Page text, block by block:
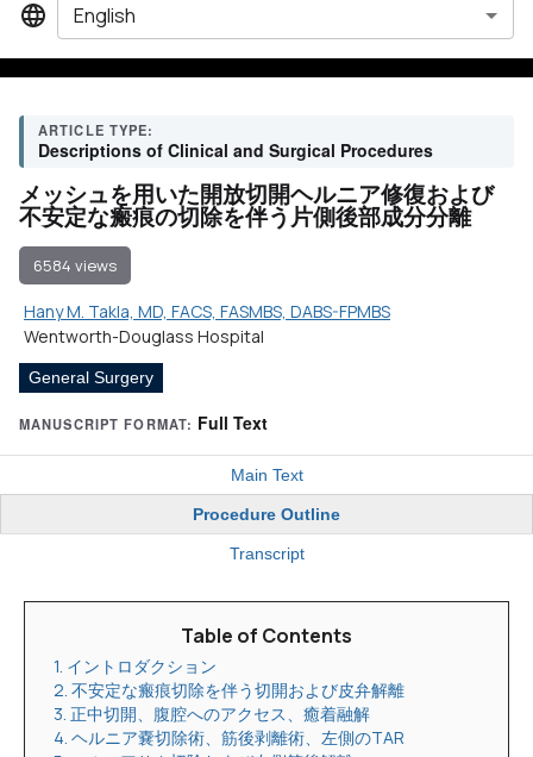
ARTICLE TYPE:
Descriptions of Clinical and Surgical Procedures
メッシュを用いた開放切開ヘルニア修復および
不安定な瘢痕の切除を伴う片側後部成分分離
6584 views
Hany M. Takla, MD, FACS, FASMBS, DABS-FPMBS
Wentworth-Douglass Hospital
General Surgery
MANUSCRIPT FORMAT: Full Text
Main Text
Procedure Outline
Transcript
Table of Contents
1. イントロダクション
2. 不安定な瘢痕切除を伴う切開および皮弁解離
3. 正中切開、腹腔へのアクセス、癒着融解
4. ヘルニア嚢切除術、筋後剥離術、左側のTAR
English